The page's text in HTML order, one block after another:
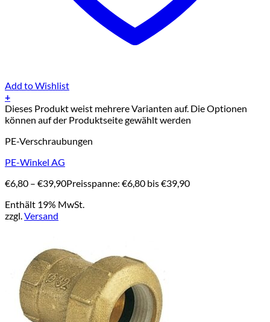
Add to Wishlist
+
Dieses Produkt weist mehrere Varianten auf. Die Optionen
können auf der Produktseite gewählt werden
PE-Verschraubungen
PE-Winkel AG
€6,80 – €39,90Preisspanne: €6,80 bis €39,90
Enthält 19% MwSt.
zzgl.Versand